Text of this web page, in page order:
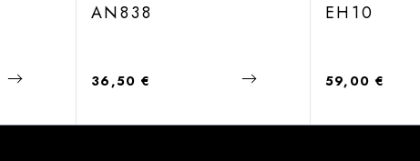
AN838
Regulärer Preis:
36,50 €
EH10
Regulärer Preis:
59,00 €